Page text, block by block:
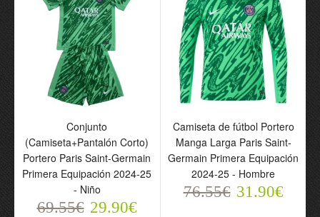
Conjunto
(Camiseta+Pantalón
Corto) Portero Paris
Saint-Germain 2024-25
Gris - Niño
69.55€ 29.90€
Conjunto
(Camiseta+Pantalón
Corto) Portero Paris
Saint-Germain 2024-25
Azul - Niño
69.55€ 29.90€
Conjunto
(Camiseta+Pantalón Corto)
Portero Paris Saint-Germain
Primera Equipación 2024-25
- Niño
69.55€ 29.90€
Camiseta de fútbol Portero
Manga Larga Paris Saint-
Germain Primera Equipación
2024-25 - Hombre
76.55€ 31.90€